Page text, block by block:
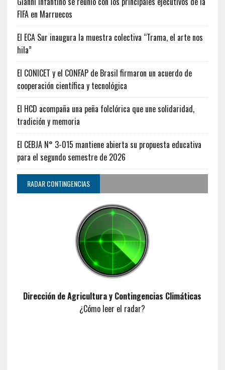
FIFA en Marruecos
El ECA Sur inaugura la muestra colectiva “Trama, el arte nos
hila”
El CONICET y el CONFAP de Brasil firmaron un acuerdo de
cooperación científica y tecnológica
El HCD acompaña una peña folclórica que une solidaridad,
tradición y memoria
El CEBJA N° 3-015 mantiene abierta su propuesta educativa
para el segundo semestre de 2026
RADAR CONTINGENCIAS
Dirección de Agricultura y Contingencias Climáticas
¿Cómo leer el radar?